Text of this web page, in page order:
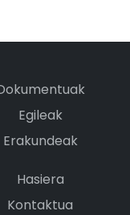
Egileak
Erakundeak
Hasiera
Kontaktua